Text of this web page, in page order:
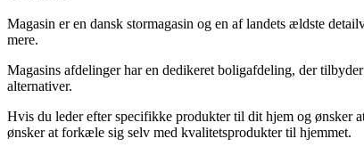
Magasin er en dansk stormagasin og en af landets ældste
mere.
Magasins afdelinger har en dedikeret boligafdeling, der
alternativer.
Hvis du leder efter specifikke produkter til dit hjem og ønsker
ønsker at forkæle sig selv med kvalitetsprodukter til hjemmet.